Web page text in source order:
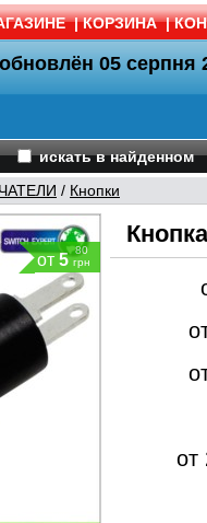
| КОРЗИНА |
05 серпня
искать в найденном
/ Кнопки
от 5
80
грн
от